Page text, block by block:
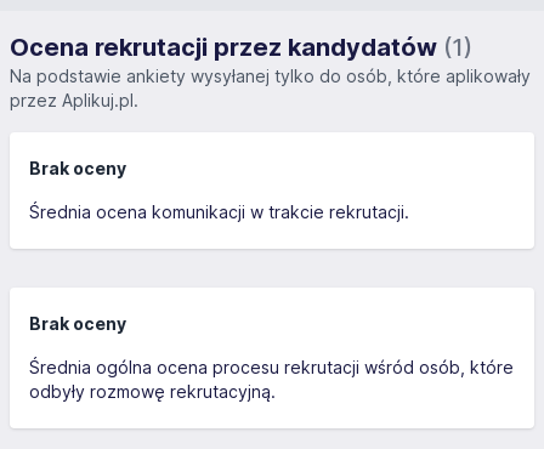
Ocena rekrutacji przez kandydatów (1)
Na podstawie ankiety wysyłanej tylko do osób, które aplikowały
przez Aplikuj.pl.
Brak oceny
Średnia ocena komunikacji w trakcie rekrutacji.
Brak oceny
Średnia ogólna ocena procesu rekrutacji wśród osób, które
odbyły rozmowę rekrutacyjną.